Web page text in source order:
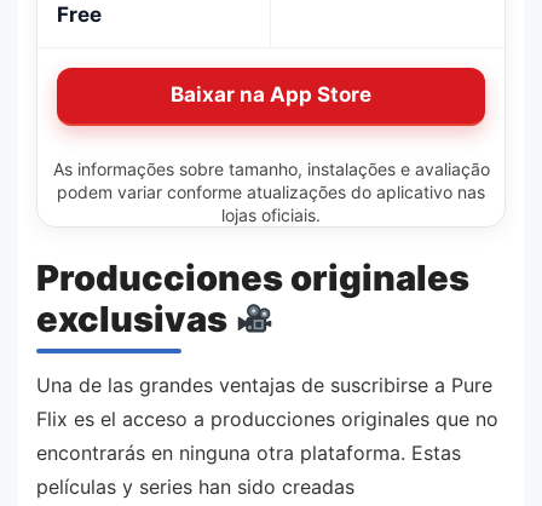
Free
Baixar na App Store
As informações sobre tamanho, instalações e avaliação
podem variar conforme atualizações do aplicativo nas
lojas oficiais.
Producciones originales
exclusivas
Una de las grandes ventajas de suscribirse a Pure
Flix es el acceso a producciones originales que no
encontrarás en ninguna otra plataforma. Estas
películas y series han sido creadas